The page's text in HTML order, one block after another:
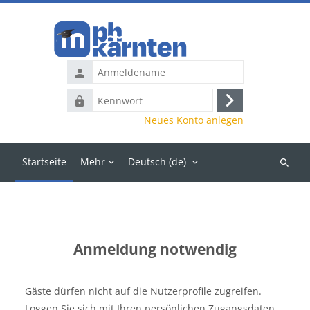
Anmeldename
Kennwort
Anmelden
Neues Konto anlegen
Startseite Mehr Deutsch ‎(de)‎
Kurse
Anmeldung notwendig
Gäste dürfen nicht auf die Nutzerprofile zugreifen.